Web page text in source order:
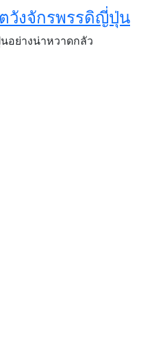
วังจักรพรรดิญี่ปุ่น
อย่างน่าหวาดกลัว